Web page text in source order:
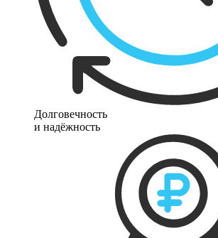
Долговечность
и надёжность